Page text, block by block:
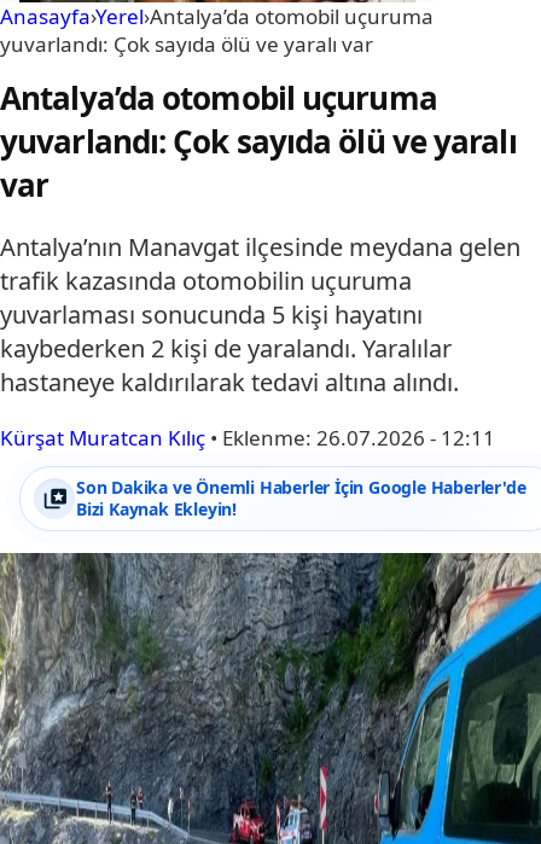
Anasayfa›Yerel›Antalya’da otomobil uçuruma
yuvarlandı: Çok sayıda ölü ve yaralı var
Antalya’da otomobil uçuruma
yuvarlandı: Çok sayıda ölü ve yaralı
var
Antalya’nın Manavgat ilçesinde meydana gelen
trafik kazasında otomobilin uçuruma
yuvarlaması sonucunda 5 kişi hayatını
kaybederken 2 kişi de yaralandı. Yaralılar
hastaneye kaldırılarak tedavi altına alındı.
Kürşat Muratcan Kılıç • Eklenme: 26.07.2026 - 12:11
Son Dakika ve Önemli Haberler İçin Google Haberler'de
Bizi Kaynak Ekleyin!